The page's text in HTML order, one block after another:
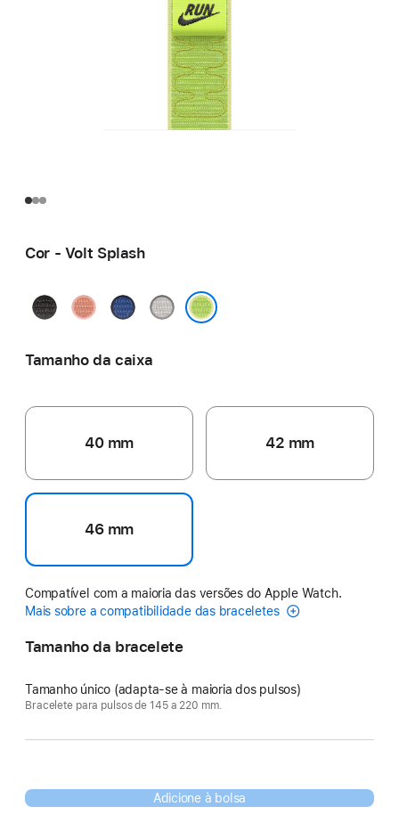
Cor - Volt Splash
Preto
Rosa
Blue
Cinzento
Tamanho da caixa
40 mm 42 mm
46 mm
Compatível com a maioria das versões do Apple Watch.
Mais sobre a compatibilidade das braceletes
Tamanho da bracelete
Tamanho único (adapta-se à maioria dos pulsos)
Bracelete para pulsos de 145 a 220 mm.
Adicione à bolsa